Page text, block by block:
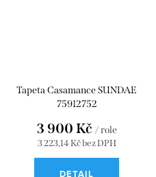
Tapeta Casamance SUNDAE
75912752
3 223,14 Kč bez DPH
3 900 Kč / role
DETAIL